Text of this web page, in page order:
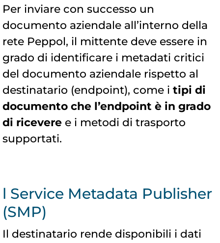
Per inviare con successo un
documento aziendale all’interno della
rete Peppol, il mittente deve essere in
grado di identificare i metadati critici
del documento aziendale rispetto al
destinatario (endpoint), come i tipi di
documento che l’endpoint è in grado
di ricevere e i metodi di trasporto
supportati.
l Service Metadata Publisher
(SMP)
Il destinatario rende disponibili i dati